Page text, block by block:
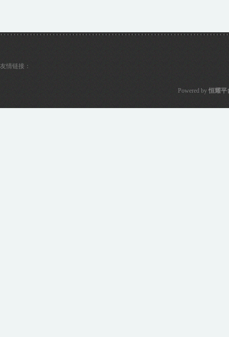
友情链接：
Powered by 恒耀平